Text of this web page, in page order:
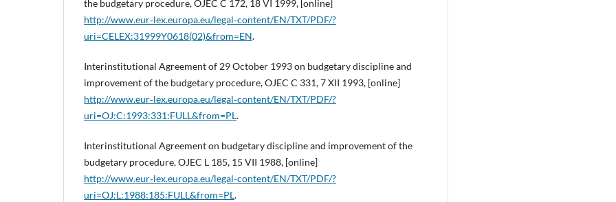
the budgetary procedure, OJEC C 172, 18 VI 1999, [online]
http://www.eur‑lex.europa.eu/legal‑content/EN/TXT/PDF/?
uri=CELEX:31999Y0618(02)&from=EN.
Interinstitutional Agreement of 29 October 1993 on budgetary discipline and
improvement of the budgetary procedure, OJEC C 331, 7 XII 1993, [online]
http://www.eur‑lex.europa.eu/legal‑content/EN/TXT/PDF/?
uri=OJ:C:1993:331:FULL&from=PL.
Interinstitutional Agreement on budgetary discipline and improvement of the
budgetary procedure, OJEC L 185, 15 VII 1988, [online]
http://www.eur‑lex.europa.eu/legal‑content/EN/TXT/PDF/?
uri=OJ:L:1988:185:FULL&from=PL.